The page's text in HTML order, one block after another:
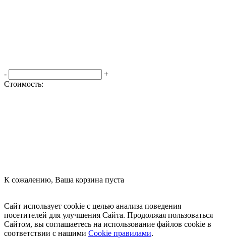
-
+
Стоимость:
К сожалению, Ваша корзина пуста
Сайт использует cookie с целью анализа поведения
посетителей для улучшения Сайта. Продолжая пользоваться
Сайтом, вы соглашаетесь на использование файлов cookie в
соответствии с нашими Cookiе правилами.